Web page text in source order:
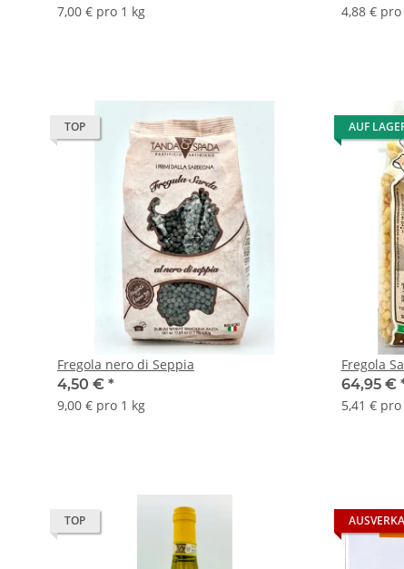
7,00 € pro 1 kg
4,88 € pro
TOP
Fregola nero di Seppia
4,50 € *
9,00 € pro 1 kg
AUF
Fregola
64,95 €
5,41 €
TOP